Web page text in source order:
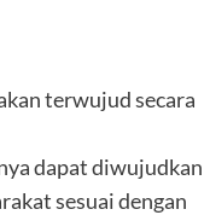
terwujud secara
dapat diwujudkan
sesuai dengan